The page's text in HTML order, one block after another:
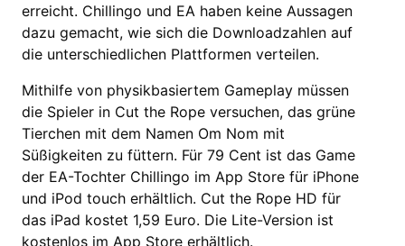
erreicht. Chillingo und EA haben keine Aussagen
dazu gemacht, wie sich die Downloadzahlen auf
die unterschiedlichen Plattformen verteilen.
Mithilfe von physikbasiertem Gameplay müssen
die Spieler in Cut the Rope versuchen, das grüne
Tierchen mit dem Namen Om Nom mit
Süßigkeiten zu füttern. Für 79 Cent ist das Game
der EA-Tochter Chillingo im App Store für iPhone
und iPod touch erhältlich. Cut the Rope HD für
das iPad kostet 1,59 Euro. Die Lite-Version ist
kostenlos im App Store erhältlich.